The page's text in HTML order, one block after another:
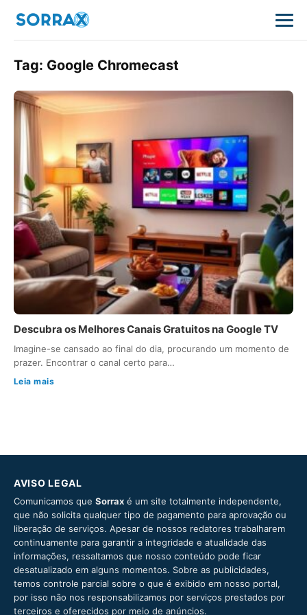
Tag: Google Chromecast
Descubra os Melhores Canais Gratuitos na Google TV
Imagine-se cansado ao final do dia, procurando um momento de
prazer. Encontrar o canal certo para…
Leia mais
AVISO LEGAL
Comunicamos que Sorrax é um site totalmente independente,
que não solicita qualquer tipo de pagamento para aprovação ou
liberação de serviços. Apesar de nossos redatores trabalharem
continuamente para garantir a integridade e atualidade das
informações, ressaltamos que nosso conteúdo pode ficar
desatualizado em alguns momentos. Sobre as publicidades,
temos controle parcial sobre o que é exibido em nosso portal,
por isso não nos responsabilizamos por serviços prestados por
terceiros e oferecidos por meio de anúncios.